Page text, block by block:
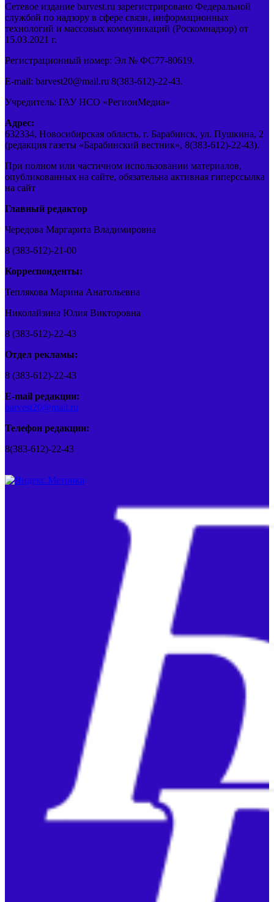
Сетевое издание barvest.ru зарегистрировано Федеральной
службой по надзору в сфере связи, информационных
технологий и массовых коммуникаций (Роскомнадзор) от
15.03.2021 г.
Регистрационный номер: Эл № ФС77-80619.
E-mail: barvest20@mail.ru 8(383-612)-22-43.
Учредитель: ГАУ НСО «РегионМедиа»
Адрес:
632334, Новосибирская область, г. Барабинск, ул. Пушкина, 2
(редакция газеты «Барабинский вестник», 8(383-612)-22-43).
При полном или частичном использовании материалов,
опубликованных на сайте, обязательна активная гиперссылка
на сайт
Главный редактор
Чередова Маргарита Владимировна
8 (383-612)-21-00
Корреспонденты:
Теплякова Марина Анатольевна
Николайзина Юлия Викторовна
8 (383-612)-22-43
Отдел рекламы:
8 (383-612)-22-43
E-mail редакции:
barvest20@mail.ru
Телефон редакции:
8(383-612)-22-43